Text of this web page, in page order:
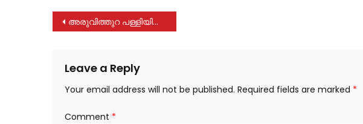
Post
അരുവിത്തുറ പള്ളിയിൽ വല്ല്യച്ചന്റെ തിരുനാൾ ഏപ്രിൽ 15 മുതൽ മെയ് 3 വരെ
Leave a Reply
Your email address will not be published. Required fields are marked *
Comment *